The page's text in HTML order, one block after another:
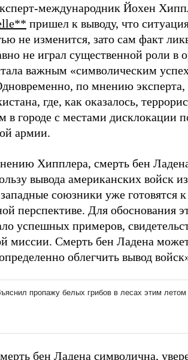
международник Йохен
пришел к выводу, что
не изменится, зато сам факт
не играл существенной роли в
важным «символическим
по мнению эксперта,
где, как оказалось,
в городе с местами дисклокации
армии.
Хипплера, смерть бен
вывода американских войск
союзники уже готовятся к
перспективе. Для обоснования
успешных примеров,
миссии. Смерть бен Ладена
облегчить вывод
бен Ладена символична,